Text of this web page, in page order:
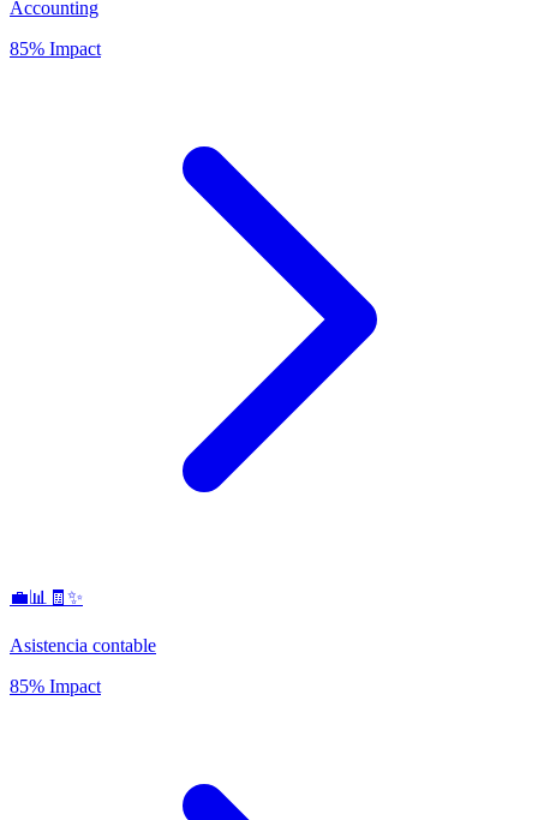
Accounting
85% Impact
💼📊🧾✨
Asistencia contable
85% Impact